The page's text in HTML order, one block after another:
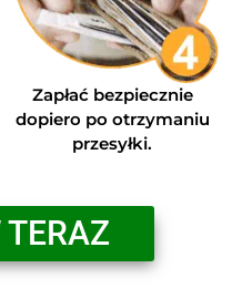
Zapłać bezpiecznie
dopiero po otrzymaniu
przesyłki.